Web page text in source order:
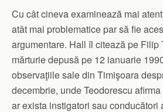
Cu cât cineva examinează mai
atât mai problematice par să fie
argumentare. Hall îl citează pe Filip
mărturie depusă pe 12 ianuarie
observaţiile sale din Timişoara
decembrie, unde Teodorescu
ar exista instigatori sau conducători